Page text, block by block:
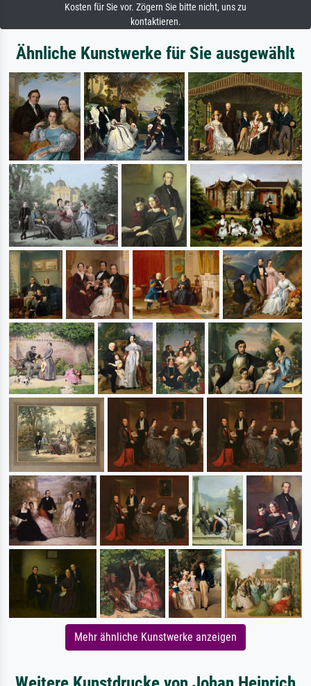
Kosten für Sie vor. Zögern Sie bitte nicht, uns zu
kontaktieren.
Ähnliche Kunstwerke für Sie ausgewählt
Mehr ähnliche Kunstwerke anzeigen